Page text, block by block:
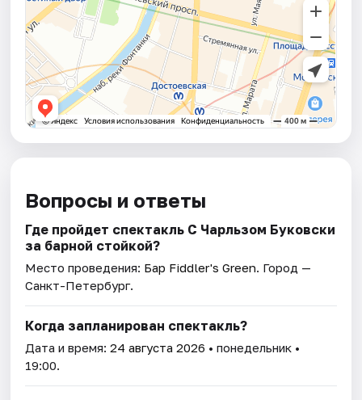
Вопросы и ответы
Где пройдет спектакль С Чарльзом Буковски
за барной стойкой?
Место проведения: Бар Fiddler's Green. Город —
Санкт-Петербург.
Когда запланирован спектакль?
Дата и время:24 августа 2026 • понедельник •
19:00.